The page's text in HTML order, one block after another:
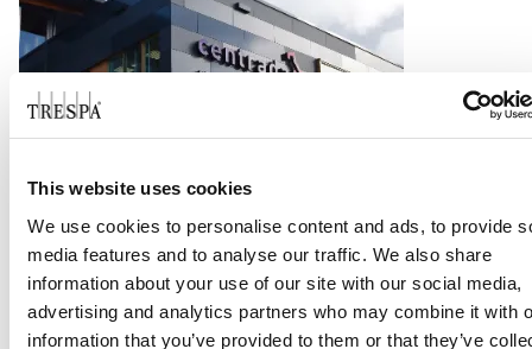
This website uses cookies
We use cookies to personalise content and ads, to provide
media features and to analyse our traffic. We also share
information about your use of our site with our social media,
advertising and analytics partners who may combine it with
information that you’ve provided to them or that they’ve
Office Centrada
Les mer